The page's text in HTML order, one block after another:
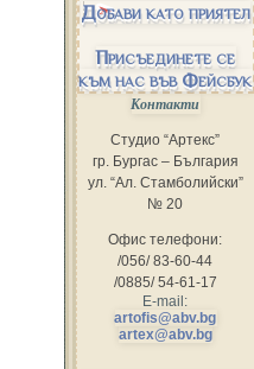
Добави като приятел
Присъединете се
към нас във Фейсбук
Контакти
Студио “Артекс”
гр. Бургас – България
ул. “Ал. Стамболийски”
№ 20
Офис телефони:
/056/ 83-60-44
/0885/ 54-61-17
E-mail:
artofis@abv.bg
artex@abv.bg